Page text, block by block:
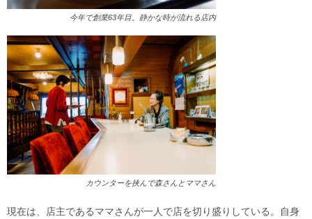
今年で創業63年目。静かな時が流れる店内
カウンターを挟んで森さんとママさん
現在は、店主であるママさんが一人で店を切り盛りしている。自身